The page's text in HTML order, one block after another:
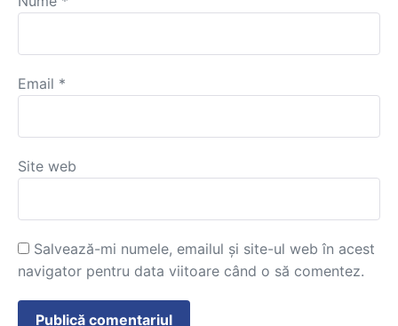
Email *
Site web
Salvează-mi numele, emailul și site-ul web în acest
navigator pentru data viitoare când o să comentez.